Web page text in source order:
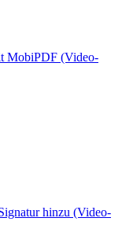
MobiPDF (Video-
hinzu (Video-